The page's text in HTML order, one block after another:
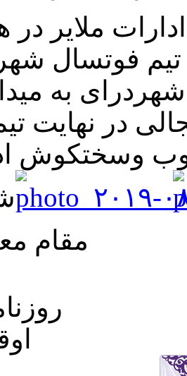
ملایر در
مورخ 98/05/16 دو تیم
شهردرای به
در نهایت
بر یک تیم خوب
مقام